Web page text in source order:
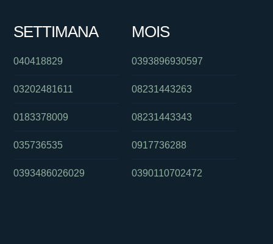
SETTIMANA
040418829
03202481611
0183378009
035736535
0393486026029
MOIS
0393896930597
08231443263
08231443343
0917736288
0390110702472